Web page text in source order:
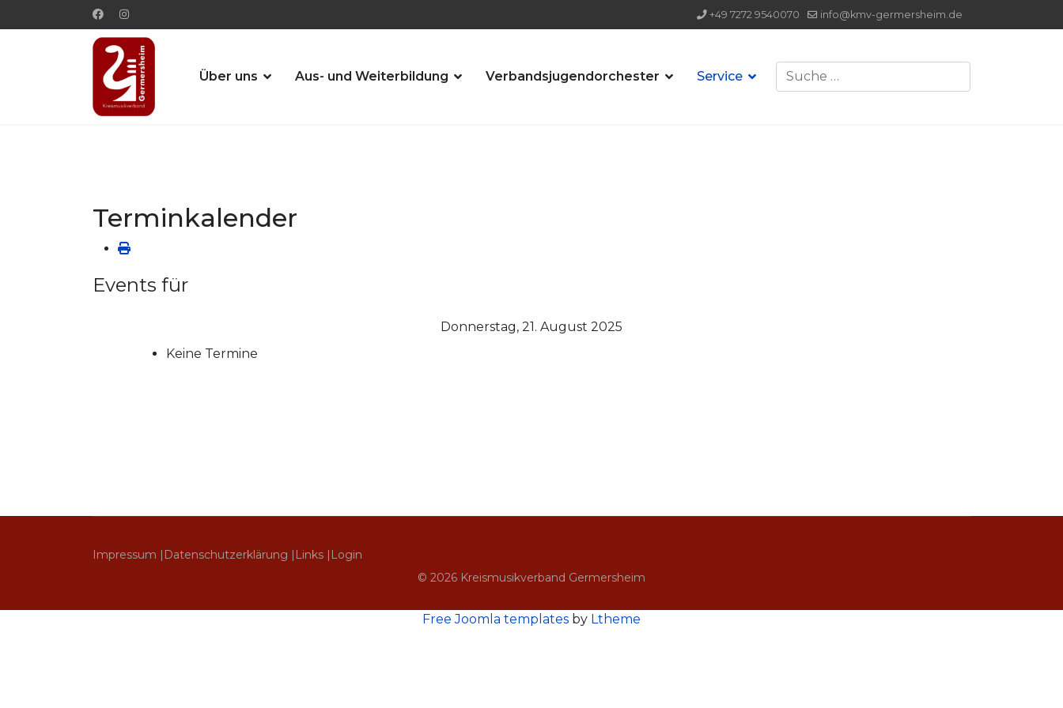
+49 7272 9540070 info@kmv-germersheim.de
Über uns Aus- und Weiterbildung Verbandsjugendorchester Service Suchen
Terminkalender
Events für
Donnerstag, 21. August 2025
Keine Termine
Impressum | Datenschutzerklärung | Links | Login
© 2026 Kreismusikverband Germersheim
Free Joomla templates by Ltheme